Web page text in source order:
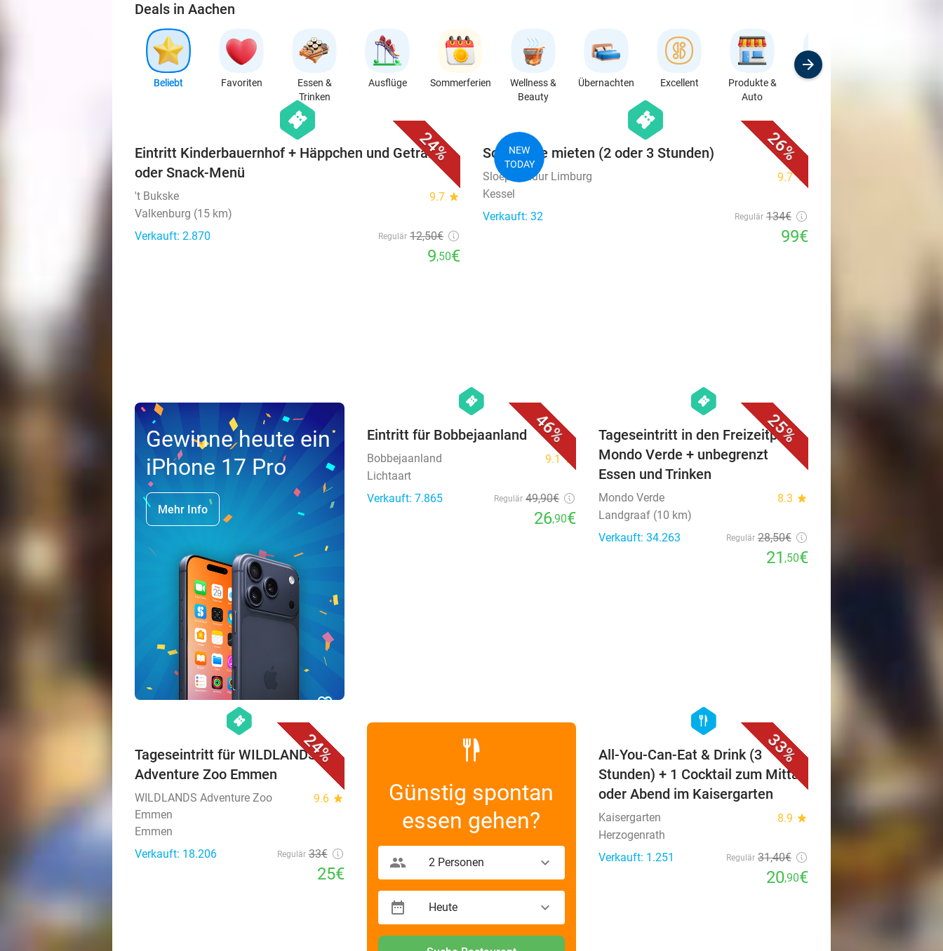
Deals in Aachen
Beliebt Favoriten
Essen &
Trinken
Ausflüge Sommerferien
Wellness &
Beauty
Übernachten Excellent
Produkte &
Auto
Sport
24%
hexagon
events
Eintritt Kinderbauernhof + Häppchen und Getränk
oder Snack-Menü
't Bukske 9.7 star
Valkenburg (15 km)
Verkauft: 2.870
Regulär 12,50€
9,50€
26%
NEW
TODAY
hexagon
events
Schaluppe mieten (2 oder 3 Stunden)
Sloepverhuur Limburg 9.7star
Kessel
Verkauft: 32
Regulär 134€
99€
Gewinne heute ein
iPhone 17 Pro
Mehr Info
46%
hexagon
events
Eintritt für Bobbejaanland
Bobbejaanland 9.1star
Lichtaart
Verkauft: 7.865
Regulär 49,90€
26,90€
25%
hexagon
events
Tageseintritt in den Freizeitpark
Mondo Verde + unbegrenzt
Essen und Trinken
Mondo Verde 8.3 star
Landgraaf (10 km)
Verkauft: 34.263
Regulär 28,50€
21 ,50€
24%
favorite_border
hexagon
events
Tageseintritt für WILDLANDS
Adventure Zoo Emmen
WILDLANDS Adventure Zoo
Emmen
9.6 star
Emmen
Verkauft: 18.206
Regulär 33€
25€
Günstig spontan
essen gehen?
2 Personen
Heute
33%
hexagon
food
All-You-Can-Eat & Drink (3
Stunden) + 1 Cocktail zum Mittag
oder Abend im Kaisergarten
Kaisergarten 8.9 star
Herzogenrath
Verkauft: 1.251
Regulär 31,40€
20,90€